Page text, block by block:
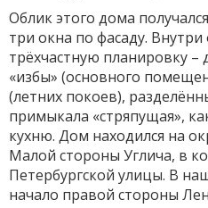
Облик этого дома
три окна по фасаду.
трёхчастную планировку –
«избы» (основного
(летних покоев),
примыкала «стряпущая»,
кухню. Дом находился на
Малой стороны Углича, в
Петербургской улицы. В
начало правой стороны